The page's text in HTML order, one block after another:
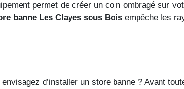
permet de créer un coin ombragé sur
banne Les Clayes sous Bois empêche les
envisagez d’installer un store banne ? Avant